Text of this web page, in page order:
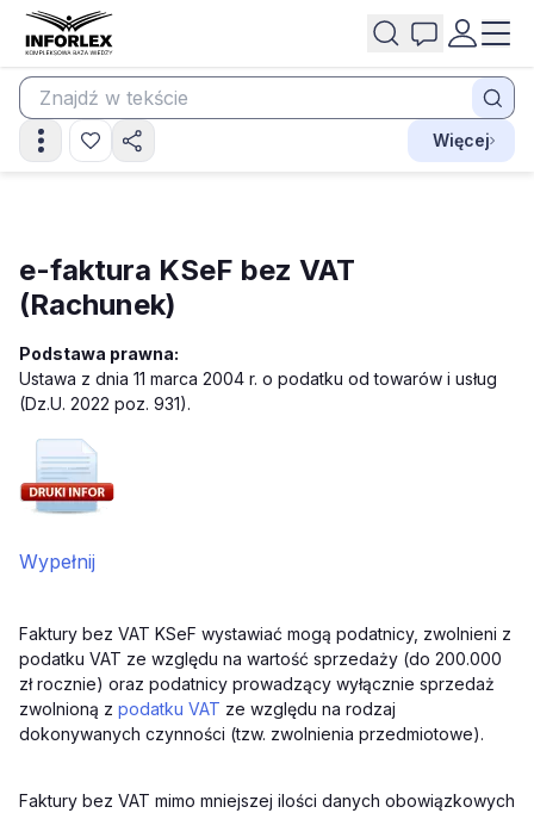
Więcej
e-faktura KSeF bez VAT
(Rachunek)
Podstawa prawna:
Ustawa z dnia 11 marca 2004 r. o podatku od towarów i usług
(Dz.U. 2022 poz. 931).
Wypełnij
Faktury bez VAT KSeF wystawiać mogą podatnicy, zwolnieni z
podatku VAT ze względu na wartość sprzedaży (do 200.000
zł rocznie) oraz podatnicy prowadzący wyłącznie sprzedaż
zwolnioną z podatku VAT ze względu na rodzaj
dokonywanych czynności (tzw. zwolnienia przedmiotowe).
Faktury bez VAT mimo mniejszej ilości danych obowiązkowych